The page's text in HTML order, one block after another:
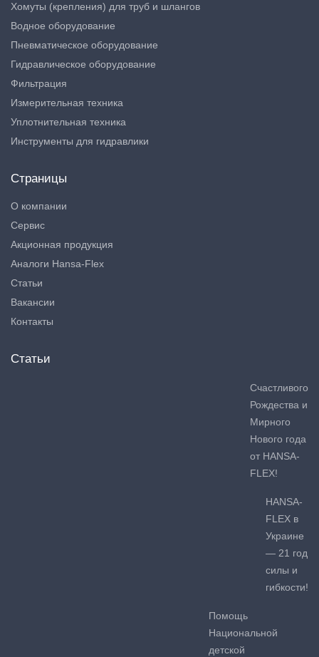
Хомуты (крепления) для труб и шлангов
Водное оборудование
Пневматическое оборудование
Гидравлическое оборудование
Фильтрация
Измерительная техника
Уплотнительная техника
Инструменты для гидравлики
Страницы
О компании
Сервис
Акционная продукция
Аналоги Hansa-Flex
Статьи
Вакансии
Контакты
Статьи
Счастливого
Рождества и
Мирного
Нового года
от HANSA-
FLEX!
HANSA-
FLEX в
Украине
— 21 год
силы и
гибкости!
Помощь
Национальной
детской